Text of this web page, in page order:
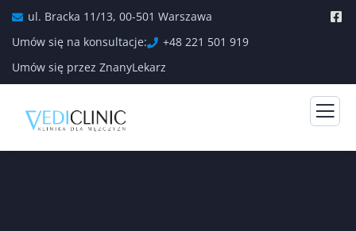
ul. Bracka 11/13, 00-501 Warszawa
Umów się na konsultacje:
+48 221 501 919
Umów się przez ZnanyLekarz